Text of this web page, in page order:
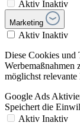
Aktiv Inaktiv
Marketing
Aktiv Inaktiv
Diese Cookies und
Werbemaßnahmen
möglichst relevante
Google Ads
Speichert die
Aktiv Inaktiv